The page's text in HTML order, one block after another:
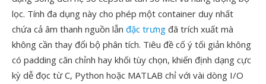
lọc. Tính đa dụng này cho phép một container duy nhất
chứa cả âm thanh nguồn lẫn đặc trưng đã trích xuất mà
không cần thay đổi bộ phân tích. Tiêu đề cố ý tối giản không
có padding căn chỉnh hay khối tùy chọn, khiến định dạng cực
kỳ dễ đọc từ C, Python hoặc MATLAB chỉ với vài dòng I/O